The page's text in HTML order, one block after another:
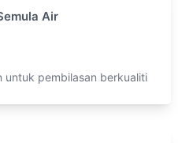
Air
untuk pembilasan berkualiti